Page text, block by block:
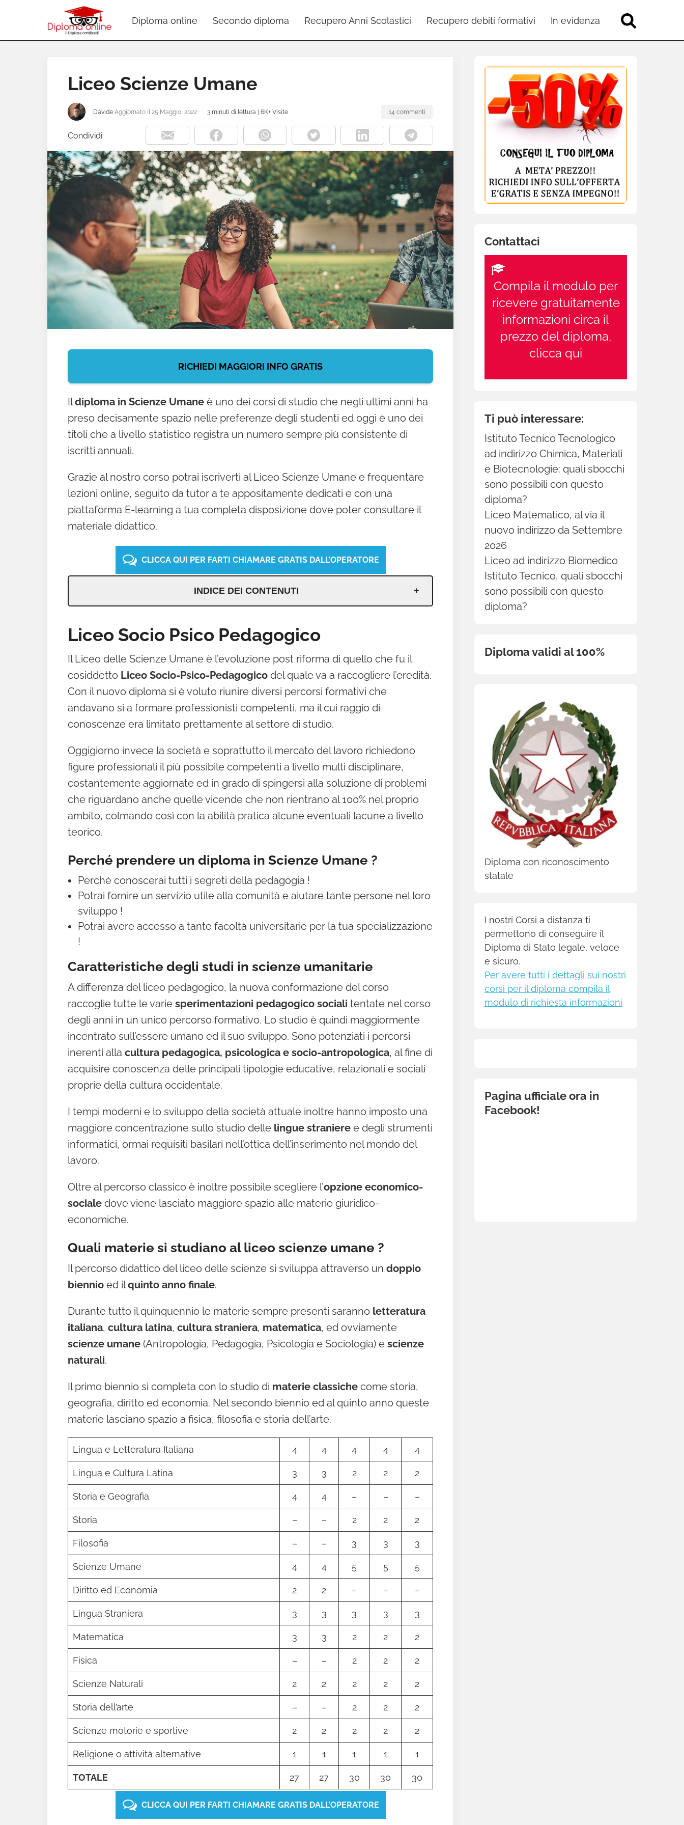
Diploma online Secondo diploma Recupero Anni Scolastici Recupero debiti formativi In evidenza
Liceo Scienze Umane
Davide Aggiornato il 25 Maggio, 2022 3 minuti di lettura | 6K+ Visite 14 commenti
Condividi:
RICHIEDI MAGGIORI INFO GRATIS
Ildiploma in Scienze Umane è uno dei corsi di studio che negli ultimi anni ha
preso decisamente spazio nelle preferenze degli studenti ed oggi è uno dei
titoli che a livello statistico registra un numero sempre più consistente di
iscritti annuali.
Grazie al nostro corso potrai iscriverti al Liceo Scienze Umane e frequentare
lezioni online, seguito da tutor a te appositamente dedicati e con una
piattaforma E-learning a tua completa disposizione dove poter consultare il
materiale didattico.
CLICCA QUI PER FARTI CHIAMARE GRATIS DALL’OPERATORE
INDICE DEI CONTENUTI
Liceo Socio Psico Pedagogico
Il Liceo delle Scienze Umane è l’evoluzione post riforma di quello che fu il
cosiddetto Liceo Socio-Psico-Pedagogico del quale va a raccogliere l’eredità.
Con il nuovo diploma si è voluto riunire diversi percorsi formativi che
andavano si a formare professionisti competenti, ma il cui raggio di
conoscenze era limitato prettamente al settore di studio.
Oggigiorno invece la società e soprattutto il mercato del lavoro richiedono
figure professionali il più possibile competenti a livello multi disciplinare,
costantemente aggiornate ed in grado di spingersi alla soluzione di problemi
che riguardano anche quelle vicende che non rientrano al 100% nel proprio
ambito, colmando così con la abilità pratica alcune eventuali lacune a livello
teorico.
Perché prendere un diploma in Scienze Umane ?
Perché conoscerai tutti i segreti della pedagogia !
Potrai fornire un servizio utile alla comunità e aiutare tante persone nel loro
sviluppo !
Potrai avere accesso a tante facoltà universitarie per la tua specializzazione
!
Caratteristiche degli studi in scienze umanitarie
A differenza del liceo pedagogico, la nuova conformazione del corso
raccoglie tutte le varie sperimentazioni pedagogico sociali tentate nel corso
degli anni in un unico percorso formativo. Lo studio è quindi maggiormente
incentrato sull’essere umano ed il suo sviluppo. Sono potenziati i percorsi
inerenti alla cultura pedagogica, psicologica e socio-antropologica, al fine di
acquisire conoscenza delle principali tipologie educative, relazionali e sociali
proprie della cultura occidentale.
I tempi moderni e lo sviluppo della società attuale inoltre hanno imposto una
maggiore concentrazione sullo studio delle lingue straniere e degli strumenti
informatici, ormai requisiti basilari nell’ottica dell’inserimento nel mondo del
lavoro.
Oltre al percorso classico è inoltre possibile scegliere l’opzione economico-
sociale dove viene lasciato maggiore spazio alle materie giuridico-
economiche.
Quali materie si studiano al liceo scienze umane ?
Il percorso didattico del liceo delle scienze si sviluppa attraverso un doppio
biennio ed ilquinto anno finale.
Durante tutto il quinquennio le materie sempre presenti saranno letteratura
italiana, cultura latina, cultura straniera, matematica, ed ovviamente
scienze umane (Antropologia, Pedagogia, Psicologia e Sociologia) e scienze
naturali.
Il primo biennio si completa con lo studio di materie classiche come storia,
geografia, diritto ed economia. Nel secondo biennio ed al quinto anno queste
materie lasciano spazio a fisica, filosofia e storia dell’arte.
Lingua e Letteratura Italiana 4 4 4 4 4
Lingua e Cultura Latina 3 3 2 2 2
Storia e Geografia 4 4 – – –
Storia – – 2 2 2
Filosofia – – 3 3 3
Scienze Umane 4 4 5 5 5
Diritto ed Economia 2 2 – – –
Lingua Straniera 3 3 3 3 3
Matematica 3 3 2 2 2
Fisica – – 2 2 2
Scienze Naturali 2 2 2 2 2
Storia dell’arte – – 2 2 2
Scienze motorie e sportive 2 2 2 2 2
Religione o attività alternative 1 1 1 1 1
TOTALE 27 27 30 30 30
CLICCA QUI PER FARTI CHIAMARE GRATIS DALL’OPERATORE
Contattaci
Compila il modulo per
ricevere gratuitamente
informazioni circa il
prezzo del diploma,
clicca qui
Ti può interessare:
Istituto Tecnico Tecnologico
ad indirizzo Chimica, Materiali
e Biotecnologie: quali sbocchi
sono possibili con questo
diploma?
Liceo Matematico, al via il
nuovo indirizzo da Settembre
2026
Liceo ad indirizzo Biomedico
Istituto Tecnico, quali sbocchi
sono possibili con questo
diploma?
Diploma validi al 100%
Diploma con riconoscimento
statale
I nostri Corsi a distanza ti
permettono di conseguire il
Diploma di Stato legale, veloce
e sicuro.
Per avere tutti i dettagli sui nostri
corsi per il diploma compila il
modulo di richiesta informazioni
Pagina ufficiale ora in
Facebook!